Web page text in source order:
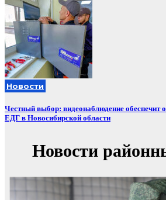
Новости
Честный выбор: видеонаблюдение обеспечит
ЕДГ в Новосибирской области